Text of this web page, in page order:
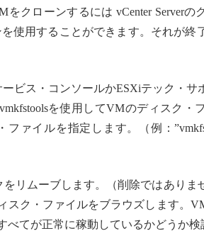
クローンするには vCenter Serverの
使用することができます。それが終
ビス・コンソールかESXiテック・サ
を使用してVMのディスク・
ァイルを指定します。（例：
リムーブします。（削除ではありま
ク・ファイルをブラウズします。
てが正常に稼動しているかどうか検